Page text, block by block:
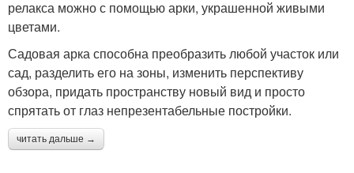
релакса можно с помощью арки, украшенной живыми
цветами.
Садовая арка способна преобразить любой участок или
сад, разделить его на зоны, изменить перспективу
обзора, придать пространству новый вид и просто
спрятать от глаз непрезентабельные постройки.
читать дальше →